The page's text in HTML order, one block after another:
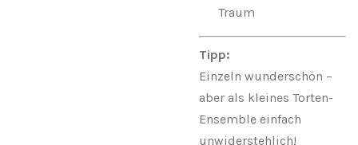
Traum
Tipp:
Einzeln wunderschön –
aber als kleines Torten-
Ensemble einfach
unwiderstehlich!